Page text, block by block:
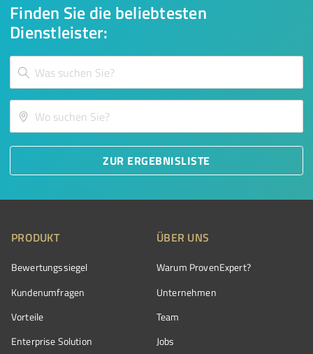
Finden Sie die beliebtesten
Dienstleister:
ZUR ERGEBNISLISTE
PRODUKT
Bewertungssiegel
Kundenumfragen
Vorteile
Enterprise Solution
ÜBER UNS
Warum ProvenExpert?
Unternehmen
Team
Jobs